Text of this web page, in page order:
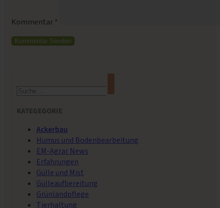
Kommentar *
KATEGEGORIE
Ackerbau
Humus und Bodenbearbeitung
EM-Agrar News
Erfahrungen
Gülle und Mist
Gülleaufbereitung
Grünlandpflege
Tierhaltung